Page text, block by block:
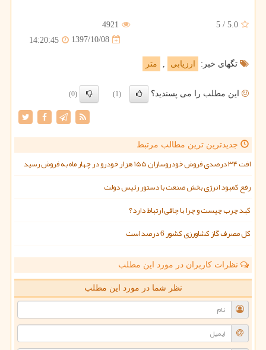
5.0
/
5
4921
1397/10/08
14:20:45
تگهای خبر: ارزیابی , متر
این مطلب را می پسندید؟ (1)
(0)
جدیدترین ترین مطالب مرتبط
افت ۳۴ درصدی فروش خودروسازان ۱۵۵ هزار خودرو در چهار ماه به فروش رسید
رفع کمبود انرژی بخش صنعت با دستور رئیس دولت
کبد چرب چیست و چرا با چاقی ارتباط دارد؟
کل مصرف گاز کشاورزی کشور 6 درصد است
نظرات کاربران در مورد این مطلب
نظر شما در مورد این مطلب